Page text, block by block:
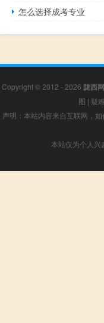
怎么选择成考专业
Copyright © 2012 - 2026 陇西网
图 | 疑
声明：本站内容来自互联网，
本站仅为个人兴